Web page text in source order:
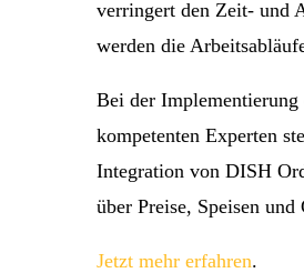
verringert den Zeit- und
werden die
Bei der
kompetenten Experten
Integration von DISH
über Preise, Speisen
Jetzt mehr erfahren.